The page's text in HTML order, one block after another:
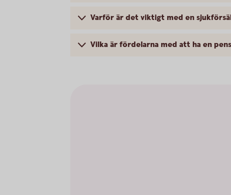
Varför är det viktigt med en
Vilka är fördelarna med att ha en